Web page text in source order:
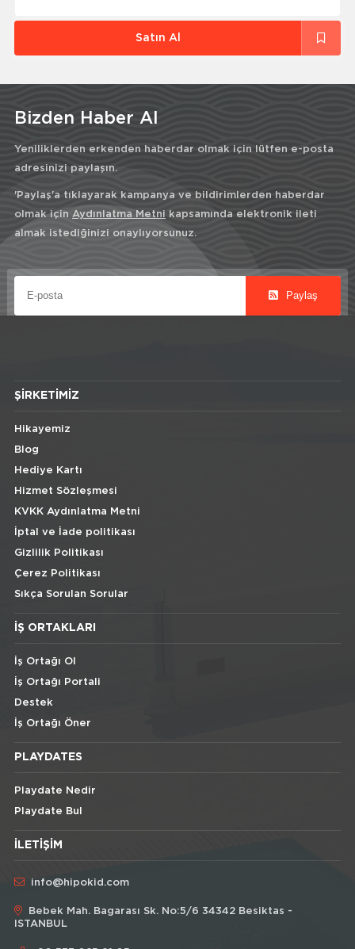
Satın Al
Bizden Haber Al
Yeniliklerden erkenden haberdar olmak için lütfen e-posta
adresinizi paylaşın.
'Paylaş'a tıklayarak kampanya ve bildirimlerden haberdar
olmak için Aydınlatma Metni kapsamında elektronik ileti
almak istediğinizi onaylıyorsunuz.
Paylaş
ŞIRKETIMIZ
Hikayemiz
Blog
Hediye Kartı
Hizmet Sözleşmesi
KVKK Aydınlatma Metni
İptal ve İade politikası
Gizlilik Politikası
Çerez Politikası
Sıkça Sorulan Sorular
İŞ ORTAKLARI
İş Ortağı Ol
İş Ortağı Portali
Destek
İş Ortağı Öner
PLAYDATES
Playdate Nedir
Playdate Bul
İLETIŞIM
info@hipokid.com
Bebek Mah. Bagarası Sk. No:5/6 34342 Besiktas -
ISTANBUL